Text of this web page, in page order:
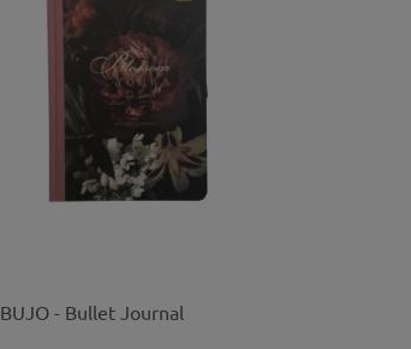
BUJO - Bullet Journal